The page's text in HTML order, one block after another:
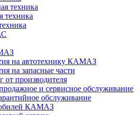
техника
техника
на автотехнику КАМАЗ
на запасные части
от производителя
и сервисное обслуживание
обслуживание
КАМАЗ